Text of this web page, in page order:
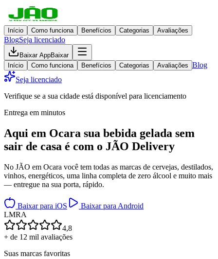
Início Como funciona Benefícios Categorias Avaliações
BlogSeja licenciado
Baixar AppBaixar
Início
Como funciona Benefícios Categorias Avaliações Blog
Seja licenciado
Verifique se a sua cidade está disponível para licenciamento
Entrega em minutos
Aqui em Ocara sua bebida gelada sem
sair de casa é com o JÃO Delivery
No JÃO em Ocara você tem todas as marcas de cervejas, destilados,
vinhos, energéticos, uma linha completa de zero álcool e muito mais
— entregue na sua porta, rápido.
Baixar para iOS
Baixar para Android
LMRA
4,8
+ de 12 mil avaliações
Suas marcas favoritas